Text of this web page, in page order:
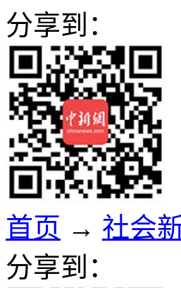
分享到：
首页 → 社会
分享到：